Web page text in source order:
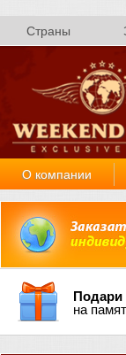
Страны
О компании
Подари
на